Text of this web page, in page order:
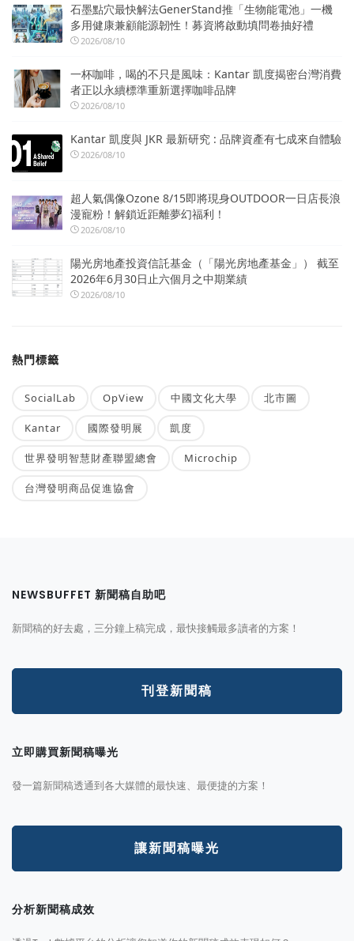
石墨點穴最快解法GenerStand推「生物能電池」一機
多用健康兼顧能源韌性！募資將啟動填問卷抽好禮
2026/08/10
一杯咖啡，喝的不只是風味：Kantar 凱度揭密台灣消費
者正以永續標準重新選擇咖啡品牌
2026/08/10
Kantar 凱度與 JKR 最新研究 : 品牌資產有七成來自體驗
2026/08/10
超人氣偶像Ozone 8/15即將現身OUTDOOR一日店長浪
漫寵粉！解鎖近距離夢幻福利！
2026/08/10
陽光房地產投資信託基金（「陽光房地產基金」） 截至
2026年6月30日止六個月之中期業績
2026/08/10
熱門標籤
SocialLab OpView 中國文化大學 北市圖
Kantar 國際發明展 凱度
世界發明智慧財產聯盟總會 Microchip
台灣發明商品促進協會
NEWSBUFFET 新聞稿自助吧
新聞稿的好去處，三分鐘上稿完成，最快接觸最多讀者的方案！
刊登新聞稿
立即購買新聞稿曝光
發一篇新聞稿透通到各大媒體的最快速、最便捷的方案！
讓新聞稿曝光
分析新聞稿成效